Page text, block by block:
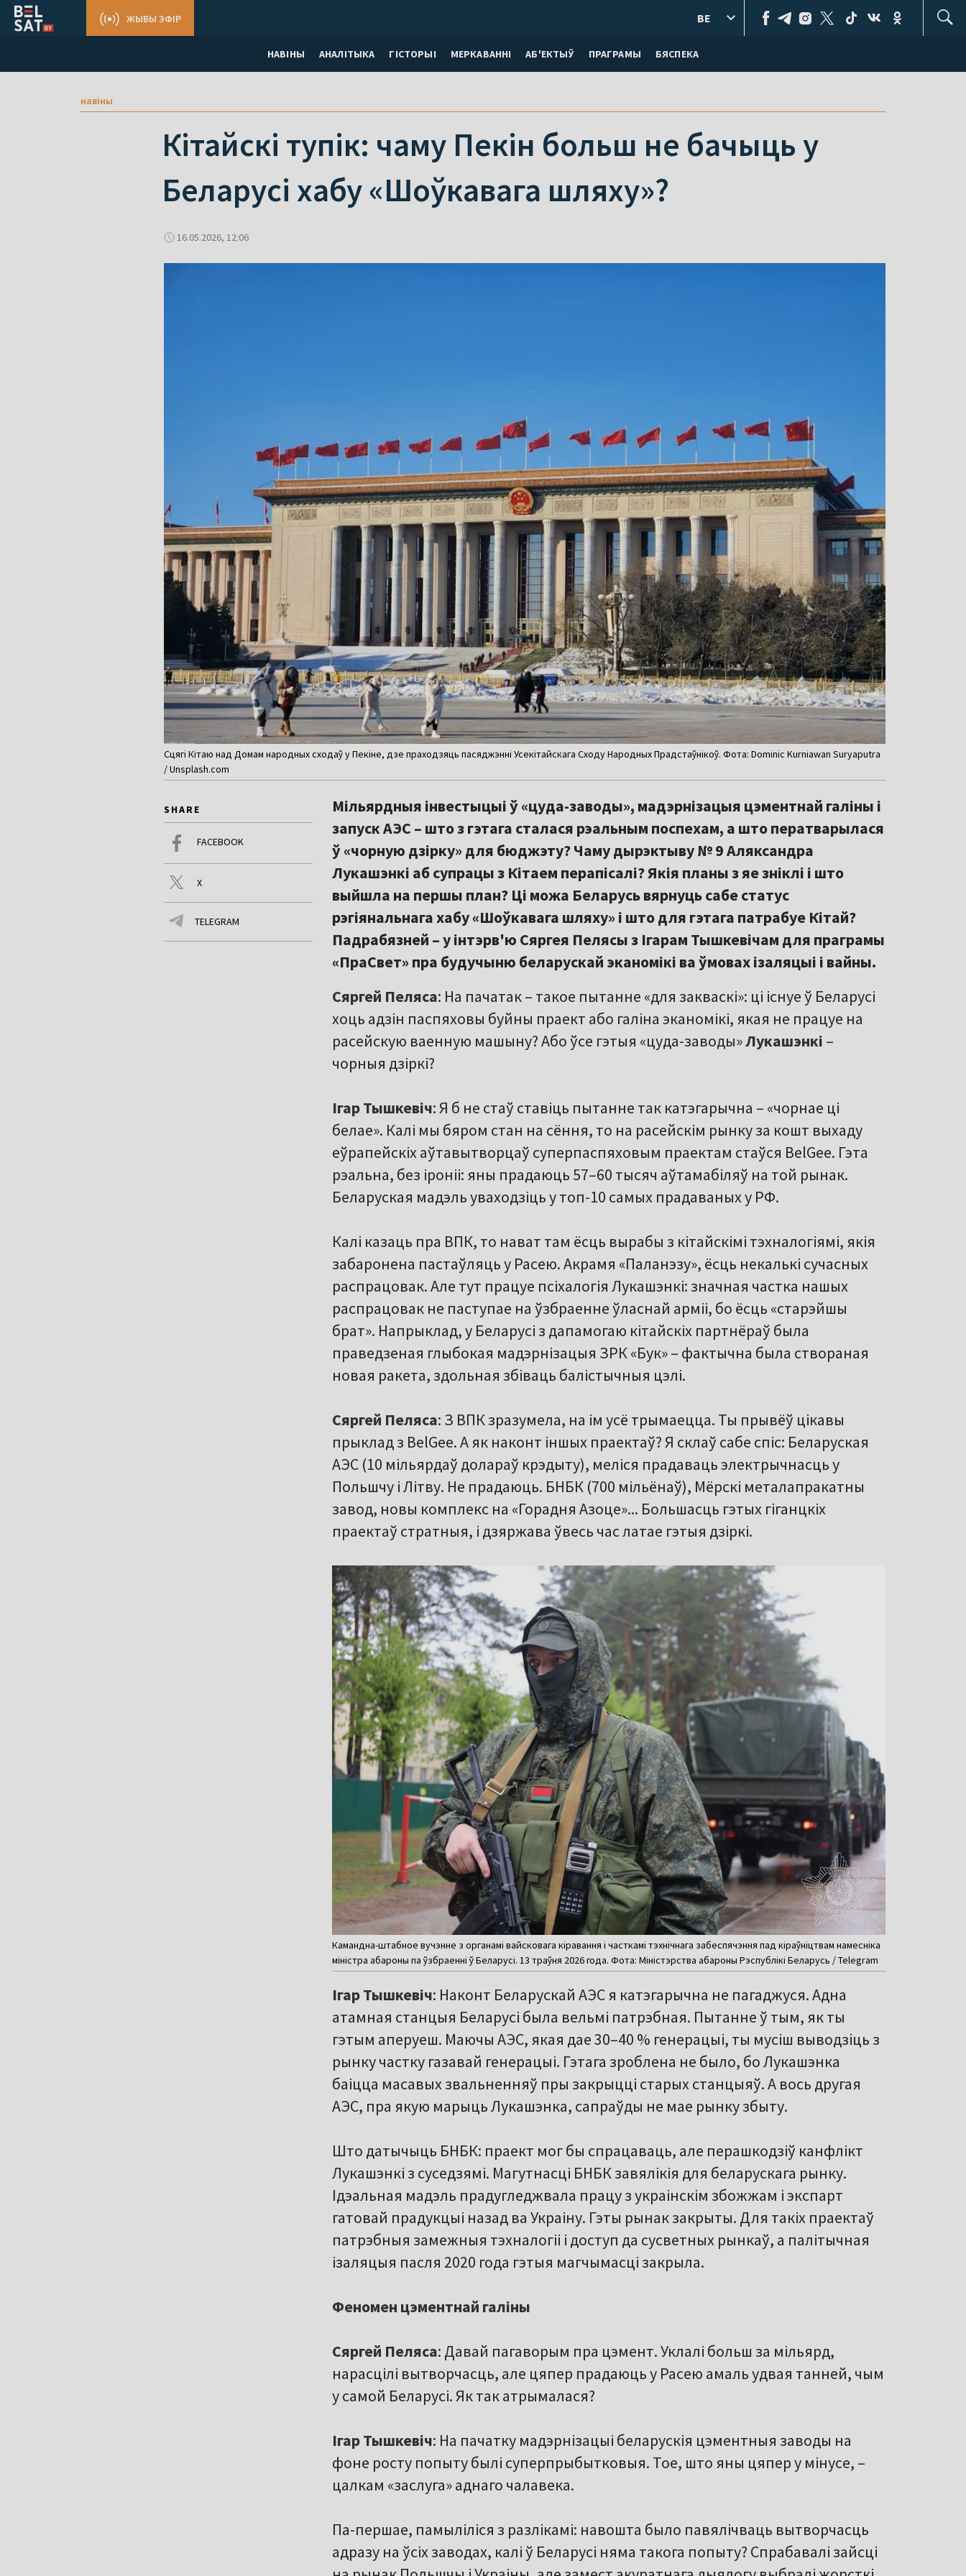
НАВІНЫ АНАЛІТЫКА ГІСТОРЫІ МЕРКАВАННI АБ'ЕКТЫЎ ПРАГРАМЫ БЯСПЕКА
ЖЫВЫ ЭФІР BE
навіны
Кітайскі тупік: чаму Пекін больш не бачыць у
Беларусі хабу «Шоўкавага шляху»?
16.05.2026, 12:06
Сцягі Кітаю над Домам народных сходаў у Пекіне, дзе праходзяць пасяджэнні Усекітайскага Сходу Народных Прадстаўнікоў. Фота: Dominic Kurniawan Suryaputra
/ Unsplash.com
SHARE
FACEBOOK
X
TELEGRAM
Мільярдныя інвестыцыі ў «цуда-заводы», мадэрнізацыя цэментнай галіны і
запуск АЭС – што з гэтага сталася рэальным поспехам, а што ператварылася
ў «чорную дзірку» для бюджэту? Чаму дырэктыву № 9 Аляксандра
Лукашэнкі аб супрацы з Кітаем перапісалі? Якія планы з яе зніклі і што
выйшла на першы план? Ці можа Беларусь вярнуць сабе статус
рэгіянальнага хабу «Шоўкавага шляху» і што для гэтага патрабуе Кітай?
Падрабязней – у інтэрв'ю Сяргея Пелясы з Ігарам Тышкевічам для праграмы
«ПраСвет» пра будучыню беларускай эканомікі ва ўмовах ізаляцыі і вайны.
Сяргей Пеляса: На пачатак – такое пытанне «для закваскі»: ці існуе ў Беларусі
хоць адзін паспяховы буйны праект або галіна эканомікі, якая не працуе на
расейскую ваенную машыну? Або ўсе гэтыя «цуда-заводы»Лукашэнкі –
чорныя дзіркі?
Ігар Тышкевіч: Я б не стаў ставіць пытанне так катэгарычна – «чорнае ці
белае». Калі мы бяром стан на сёння, то на расейскім рынку за кошт выхаду
еўрапейскіх аўтавытворцаў суперпаспяховым праектам стаўся BelGee. Гэта
рэальна, без іроніі: яны прадаюць 57–60 тысяч аўтамабіляў на той рынак.
Беларуская мадэль уваходзіць у топ-10 самых прадаваных у РФ.
Калі казаць пра ВПК, то нават там ёсць вырабы з кітайскімі тэхналогіямі, якія
забаронена пастаўляць у Расею. Акрамя «Паланэзу», ёсць некалькі сучасных
распрацовак. Але тут працуе псіхалогія Лукашэнкі: значная частка нашых
распрацовак не паступае на ўзбраенне ўласнай арміі, бо ёсць «старэйшы
брат». Напрыклад, у Беларусі з дапамогаю кітайскіх партнёраў была
праведзеная глыбокая мадэрнізацыя ЗРК «Бук» – фактычна была створаная
новая ракета, здольная збіваць балістычныя цэлі.
Сяргей Пеляса: З ВПК зразумела, на ім усё трымаецца. Ты прывёў цікавы
прыклад з BelGee. А як наконт іншых праектаў? Я склаў сабе спіс: Беларуская
АЭС (10 мільярдаў долараў крэдыту), меліся прадаваць электрычнасць у
Польшчу і Літву. Не прадаюць. БНБК (700 мільёнаў), Мёрскі металапракатны
завод, новы комплекс на «Горадня Азоце»... Большасць гэтых гіганцкіх
праектаў стратныя, і дзяржава ўвесь час латае гэтыя дзіркі.
Камандна-штабное вучэнне з органамі вайсковага кіравання і часткамі тэхнічнага забеспячэння пад кіраўніцтвам намесніка
міністра абароны па ўзбраенні ў Беларусі. 13 траўня 2026 года. Фота: Міністэрства абароны Рэспублікі Беларусь / Telegram
Ігар Тышкевіч: Наконт Беларускай АЭС я катэгарычна не пагаджуся. Адна
атамная станцыя Беларусі была вельмі патрэбная. Пытанне ў тым, як ты
гэтым аперуеш. Маючы АЭС, якая дае 30–40 % генерацыі, ты мусіш выводзіць з
рынку частку газавай генерацыі. Гэтага зроблена не было, бо Лукашэнка
баіцца масавых звальненняў пры закрыцці старых станцыяў. А вось другая
АЭС, пра якую марыць Лукашэнка, сапраўды не мае рынку збыту.
Што датычыць БНБК: праект мог бы спрацаваць, але перашкодзіў канфлікт
Лукашэнкі з суседзямі. Магутнасці БНБК завялікія для беларускага рынку.
Ідэальная мадэль прадугледжвала працу з украінскім збожжам і экспарт
гатовай прадукцыі назад ва Украіну. Гэты рынак закрыты. Для такіх праектаў
патрэбныя замежныя тэхналогіі і доступ да сусветных рынкаў, а палітычная
ізаляцыя пасля 2020 года гэтыя магчымасці закрыла.
Феномен цэментнай галіны
Сяргей Пеляса: Давай пагаворым пра цэмент. Уклалі больш за мільярд,
нарасцілі вытворчасць, але цяпер прадаюць у Расею амаль удвая танней, чым
у самой Беларусі. Як так атрымалася?
Ігар Тышкевіч: На пачатку мадэрнізацыі беларускія цэментныя заводы на
фоне росту попыту былі суперпрыбытковыя. Тое, што яны цяпер у мінусе, –
цалкам «заслуга» аднаго чалавека.
Па-першае, памыліліся з разлікамі: навошта было павялічваць вытворчасць
адразу на ўсіх заводах, калі ў Беларусі няма такога попыту? Спрабавалі зайсці